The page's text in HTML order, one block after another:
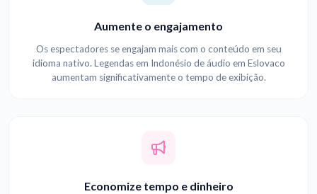
Aumente o engajamento
Os espectadores se engajam mais com o conteúdo em seu
idioma nativo. Legendas em Indonésio de áudio em Eslovaco
aumentam significativamente o tempo de exibição.
Economize tempo e dinheiro